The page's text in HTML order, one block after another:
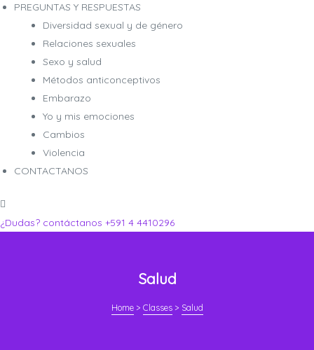
PREGUNTAS Y RESPUESTAS
Diversidad sexual y de género
Relaciones sexuales
Sexo y salud
Métodos anticonceptivos
Embarazo
Yo y mis emociones
Cambios
Violencia
CONTACTANOS
¿Dudas? contáctanos +591 4 4410296
Salud
Home> Classes> Salud